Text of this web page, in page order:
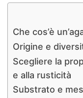
Che cos’è
Origine e
Scegliere la
e alla rusticità
Substrato e